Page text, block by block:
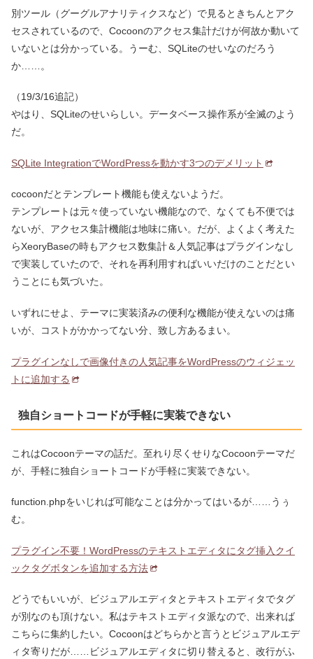
別ツール（グーグルアナリティクスなど）で見るときちんとアク
セスされているので、Cocoonのアクセス集計だけが何故か動いて
いないとは分かっている。うーむ、SQLiteのせいなのだろう
か……。
（19/3/16追記）
やはり、SQLiteのせいらしい。データベース操作系が全滅のよう
だ。
SQLite IntegrationでWordPressを動かす3つのデメリット
cocoonだとテンプレート機能も使えないようだ。
テンプレートは元々使っていない機能なので、なくても不便では
ないが、アクセス集計機能は地味に痛い。だが、よくよく考えた
らXeoryBaseの時もアクセス数集計＆人気記事はプラグインなし
で実装していたので、それを再利用すればいいだけのことだとい
うことにも気づいた。
いずれにせよ、テーマに実装済みの便利な機能が使えないのは痛
いが、コストがかかってない分、致し方あるまい。
プラグインなしで画像付きの人気記事をWordPressのウィジェッ
トに追加する
独自ショートコードが手軽に実装できない
これはCocoonテーマの話だ。至れり尽くせりなCocoonテーマだ
が、手軽に独自ショートコードが手軽に実装できない。
function.phpをいじれば可能なことは分かってはいるが……うぅ
む。
プラグイン不要！WordPressのテキストエディタにタグ挿入クイ
ックタグボタンを追加する方法
どうでもいいが、ビジュアルエディタとテキストエディタでタグ
が別なのも頂けない。私はテキストエディタ派なので、出来れば
こちらに集約したい。Cocoonはどちらかと言うとビジュアルエデ
ィタ寄りだが……ビジュアルエディタに切り替えると、改行がふ